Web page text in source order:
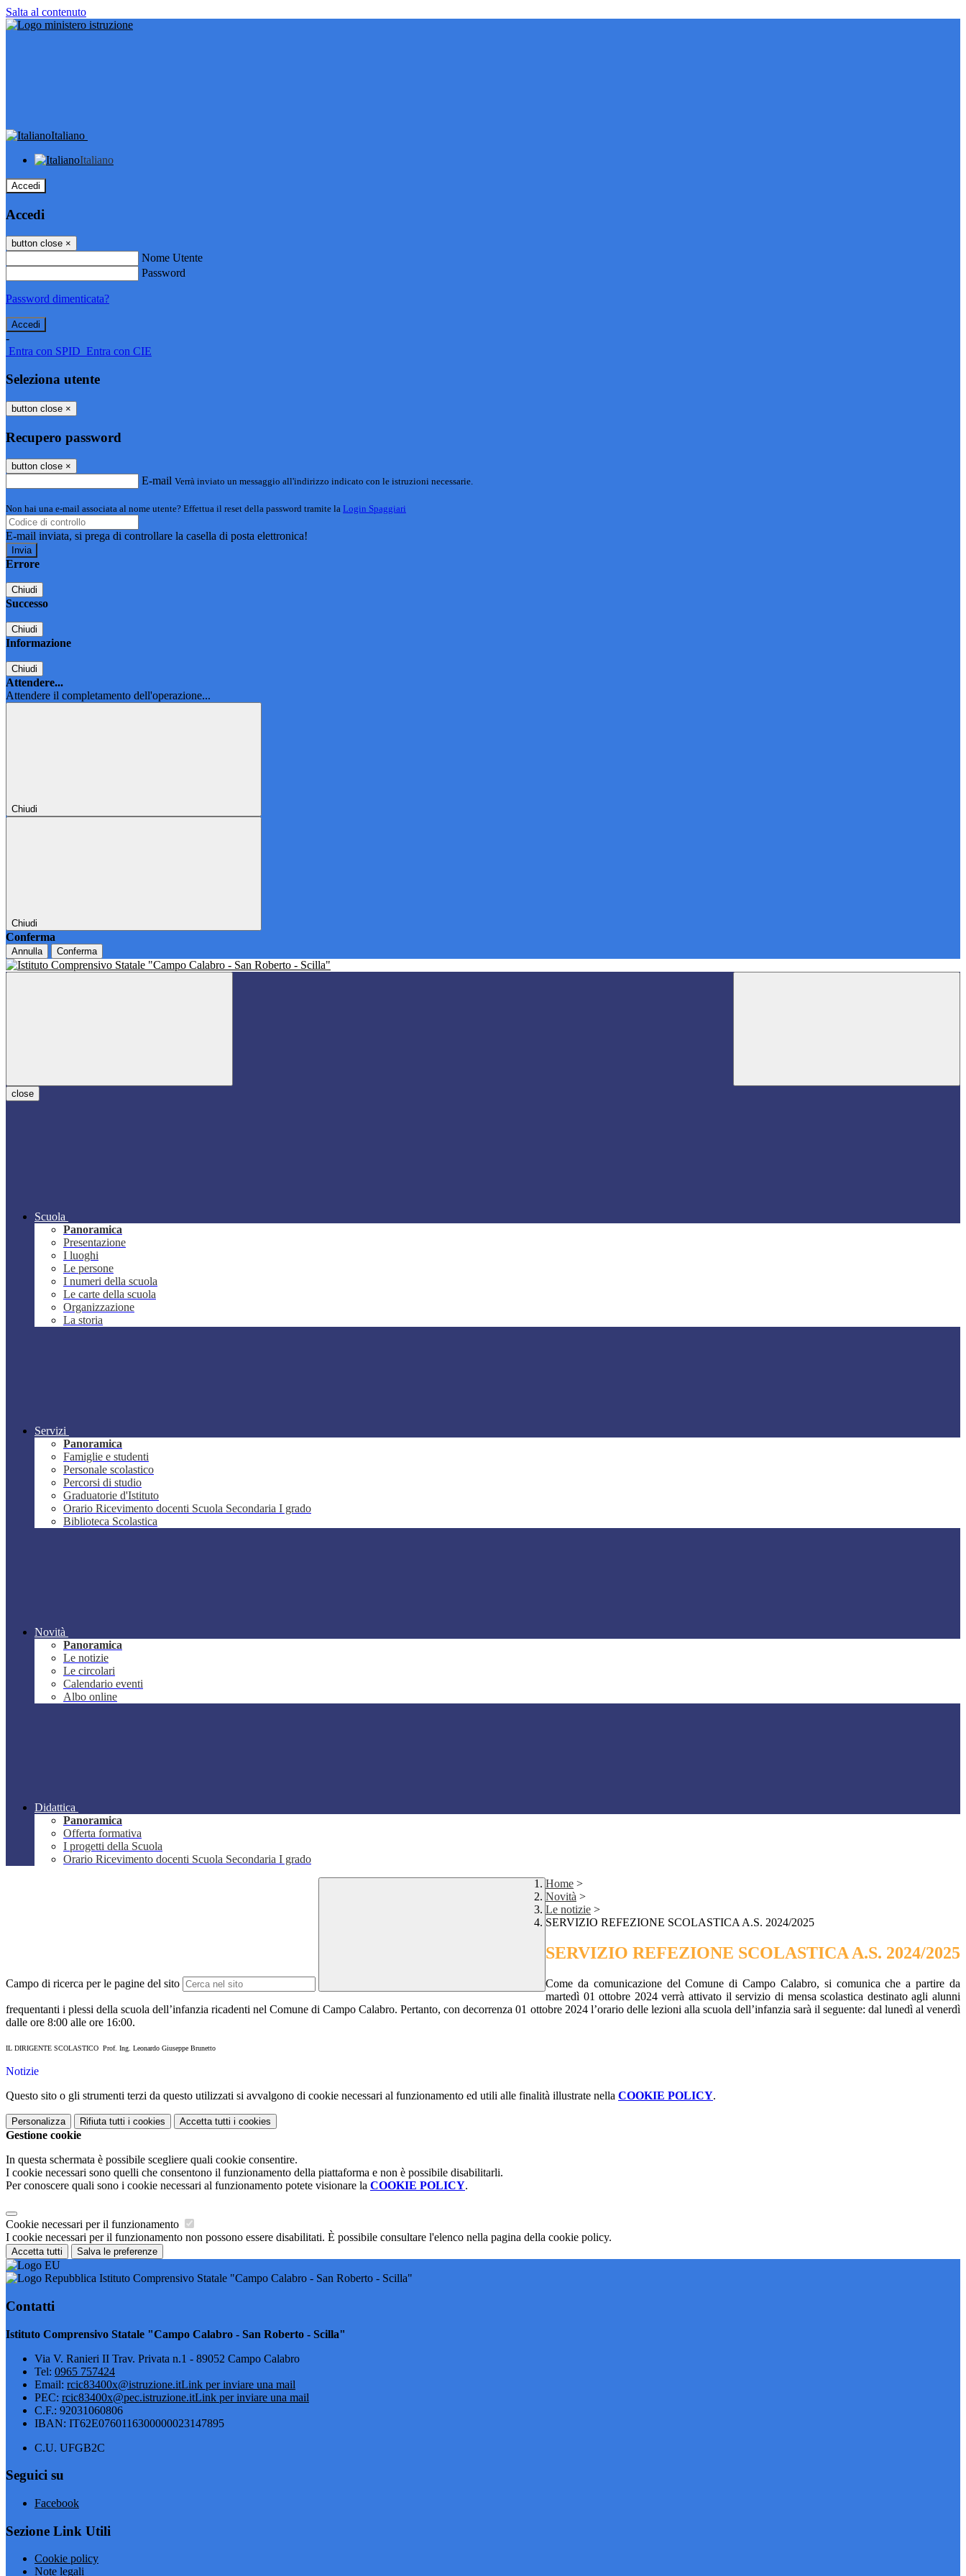
Salta al contenuto
Italiano
Italiano
Accedi
Accedi
button close ×
Nome Utente
Password
Password dimenticata?
-
Entra con SPID Entra con CIE
Seleziona utente
button close ×
Recupero password
button close ×
E-mail Verrà inviato un messaggio all'indirizzo indicato con le istruzioni necessarie.
Non hai una e-mail associata al nome utente? Effettua il reset della password tramite la Login Spaggiari
E-mail inviata, si prega di controllare la casella di posta elettronica!
Errore
Chiudi
Successo
Chiudi
Informazione
Chiudi
Attendere...
Attendere il completamento dell'operazione...
Chiudi
Chiudi
Conferma
Annulla Conferma
close
Scuola
Panoramica
Presentazione
I luoghi
Le persone
I numeri della scuola
Le carte della scuola
Organizzazione
La storia
Servizi
Panoramica
Famiglie e studenti
Personale scolastico
Percorsi di studio
Graduatorie d'Istituto
Orario Ricevimento docenti Scuola Secondaria I grado
Biblioteca Scolastica
Novità
Panoramica
Le notizie
Le circolari
Calendario eventi
Albo online
Didattica
Panoramica
Offerta formativa
I progetti della Scuola
Orario Ricevimento docenti Scuola Secondaria I grado
Campo di ricerca per le pagine del sito
Home >
Novità >
Le notizie >
SERVIZIO REFEZIONE SCOLASTICA A.S. 2024/2025
SERVIZIO REFEZIONE SCOLASTICA A.S. 2024/2025
Come da comunicazione del Comune di Campo Calabro, si comunica che a partire da
martedì 01 ottobre 2024 verrà attivato il servizio di mensa scolastica destinato agli alunni
frequentanti i plessi della scuola dell’infanzia ricadenti nel Comune di Campo Calabro. Pertanto, con decorrenza 01 ottobre 2024 l’orario delle lezioni alla scuola dell’infanzia sarà il seguente: dal lunedì al venerdì
dalle ore 8:00 alle ore 16:00.
IL DIRIGENTE SCOLASTICO Prof. Ing. Leonardo Giuseppe Brunetto
Notizie
Questo sito o gli strumenti terzi da questo utilizzati si avvalgono di cookie necessari al funzionamento ed utili alle finalità illustrate nella COOKIE POLICY.
Personalizza Rifiuta tutti i cookies Accetta tutti i cookies
Gestione cookie
In questa schermata è possibile scegliere quali cookie consentire.
I cookie necessari sono quelli che consentono il funzionamento della piattaforma e non è possibile disabilitarli.
Per conoscere quali sono i cookie necessari al funzionamento potete visionare la COOKIE POLICY.
Cookie necessari per il funzionamento
I cookie necessari per il funzionamento non possono essere disabilitati. È possibile consultare l'elenco nella pagina della cookie policy.
Accetta tutti Salva le preferenze
Istituto Comprensivo Statale "Campo Calabro - San Roberto - Scilla"
Contatti
Istituto Comprensivo Statale "Campo Calabro - San Roberto - Scilla"
Via V. Ranieri II Trav. Privata n.1 - 89052 Campo Calabro
Tel: 0965 757424
Email: rcic83400x@istruzione.itLink per inviare una mail
PEC: rcic83400x@pec.istruzione.itLink per inviare una mail
C.F.: 92031060806
IBAN: IT62E0760116300000023147895
C.U. UFGB2C
Seguici su
Facebook
Sezione Link Utili
Cookie policy
Note legali